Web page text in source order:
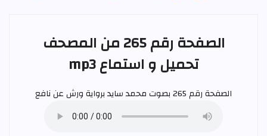
الصفحة رقم 265 من المصحف
تحميل و استماع mp3
الصفحة رقم 265 بصوت محمد سايدبرواية ورش عن نافع